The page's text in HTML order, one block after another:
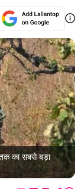
तक का सबसे बड़ा